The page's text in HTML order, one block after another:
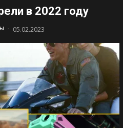
в 2022 году
- 05.02.2023